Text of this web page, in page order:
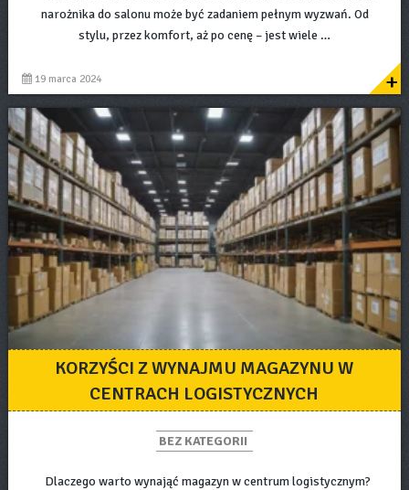
narożnika do salonu może być zadaniem pełnym wyzwań. Od
stylu, przez komfort, aż po cenę – jest wiele …
19 marca 2024 +
KORZYŚCI Z WYNAJMU MAGAZYNU W
CENTRACH LOGISTYCZNYCH
BEZ KATEGORII
Dlaczego warto wynająć magazyn w centrum logistycznym?